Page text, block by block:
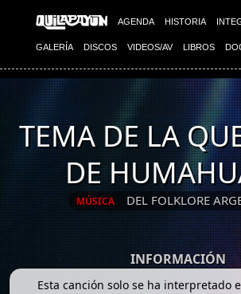
AGENDA HISTORIA
GALERÍA DISCOS VIDEOS/AV LIBROS
TEMA DE LA
DE
MÚSICA DEL FOLKLORE
INFORMACIÓN
Esta canción solo se ha interpretado